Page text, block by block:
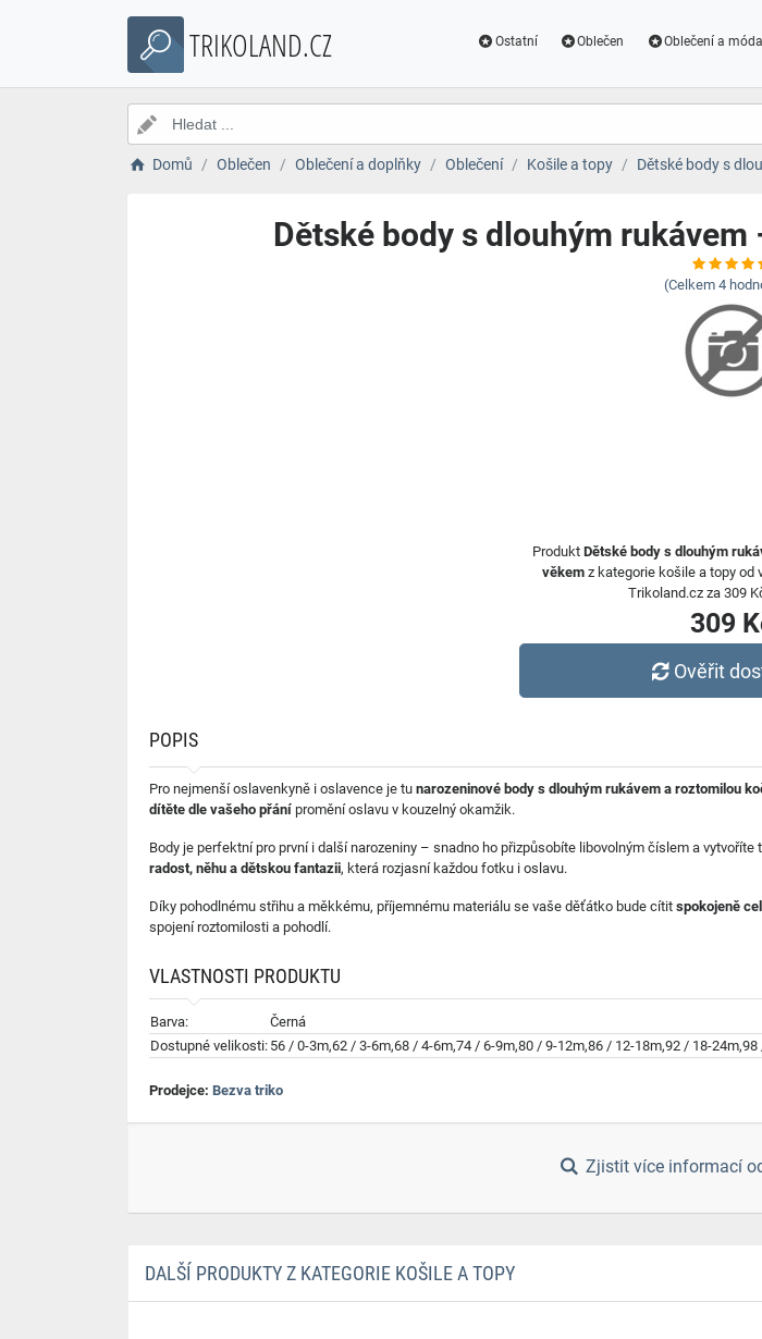
TRIKOLAND.CZ Ostatní Oblečen Oblečení a móda
Domů Oblečen Oblečení a doplňky Oblečení Košile a topy Dětské body s
Dětské body s dlouhým
(Celkem 4
Produkt Dětské body s dlouhým
věkem z kategorie košile a topy od
Trikoland.cz za 309
309
Ověřit
POPIS
Pro nejmenší oslavenkyně i oslavence je tu narozeninové body s dlouhým rukávem a roztomilou
dítěte dle vašeho přání promění oslavu v kouzelný okamžik.
Body je perfektní pro první i další narozeniny – snadno ho přizpůsobíte libovolným číslem a vytvoříte
radost, něhu a dětskou fantazii, která rozjasní každou fotku i oslavu.
Díky pohodlnému střihu a měkkému, příjemnému materiálu se vaše děťátko bude cítit spokojeně
spojení roztomilosti a pohodlí.
VLASTNOSTI PRODUKTU
Barva:
Černá
Dostupné velikosti: 56 / 0-3m,62 / 3-6m,68 / 4-6m,74 / 6-9m,80 / 9-12m,86 / 12-18m,92 / 18-24m,98
Prodejce: Bezva triko
Zjistit více informací
DALŠÍ PRODUKTY Z KATEGORIE KOŠILE A TOPY